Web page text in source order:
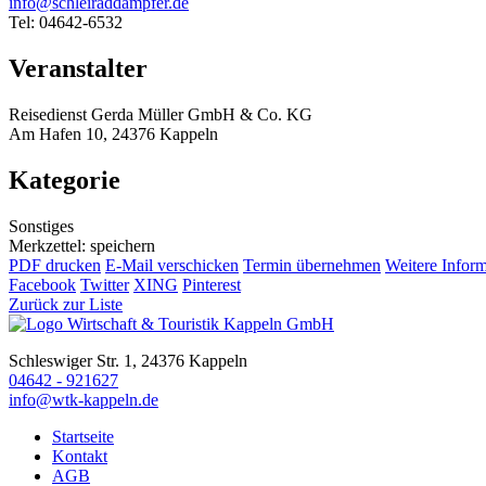
Tel: 04642-6532
Veranstalter
Reisedienst Gerda Müller GmbH & Co. KG
Am Hafen 10, 24376 Kappeln
Kategorie
Sonstiges
Merkzettel: speichern
PDF drucken E-Mail verschicken Termin übernehmen Weitere
Facebook Twitter XING Pinterest
Zurück zur Liste
Schleswiger Str. 1, 24376 Kappeln
04642 - 921627
info@wtk-kappeln.de
Startseite
Kontakt
AGB